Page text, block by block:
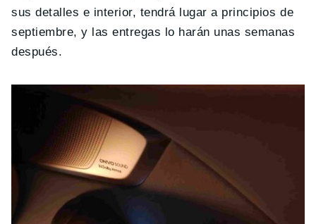
sus detalles e interior, tendrá lugar a principios de
septiembre, y las entregas lo harán unas semanas
después.